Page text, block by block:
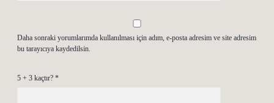
Daha sonraki yorumlarımda kullanılması için adım, e-posta adresim ve site adresim
bu tarayıcıya kaydedilsin.
5 + 3 kaçtır? *